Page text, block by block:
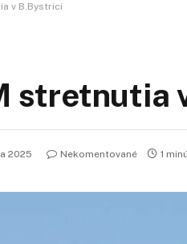
v B.Bystrici
stretnutia
2025 Nekomentované 1